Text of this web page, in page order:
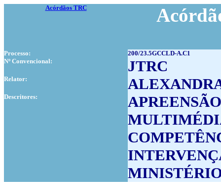
Acórdãos TRC
Processo:
200/23.5GCCLD-A.C1
Nº Convencional:
JTRC
Relator:
Descritores: